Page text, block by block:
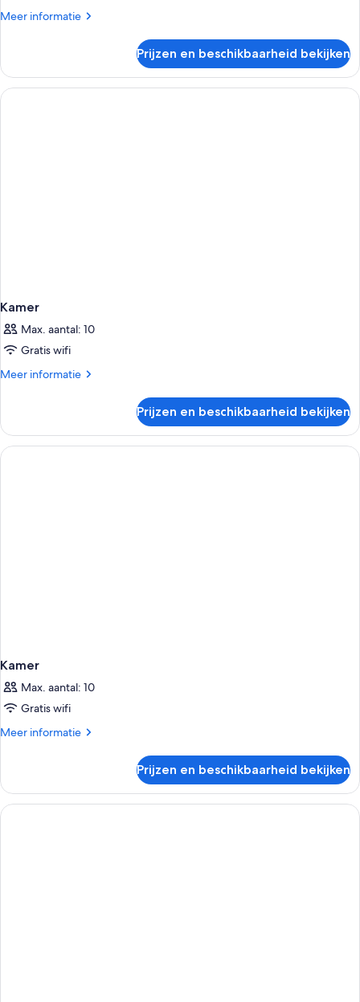
laden
Meer informatie
Meer
gedeeltelijk
uitzicht
op
Prijzen en beschikbaarheid bekijken
Kamer
Max. aantal: 10
Gratis wifi
Meer informatie
Meer
Prijzen en beschikbaarheid bekijken
Kamer
Max. aantal: 10
Gratis wifi
Meer informatie
Meer
Prijzen en beschikbaarheid bekijken